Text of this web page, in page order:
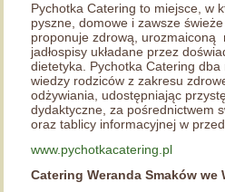
Pychotka Catering to miejsce, w
pyszne, domowe i zawsze
proponuje zdrową, urozmaiconą
jadłospisy układane przez
dietetyka. Pychotka Catering
wiedzy rodziców z zakresu
odżywiania, udostępniając
dydaktyczne, za pośrednictwem
oraz tablicy informacyjnej w
www.pychotkacatering.pl
Catering Weranda Smaków we